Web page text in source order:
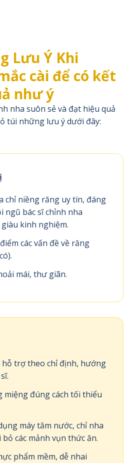
Lưu Ý Khi
cài để có kết
như ý
nha suôn sẻ và đạt hiệu quả
túi những lưu ý dưới đây:
chỉ niềng răng uy tín, đáng
ngũ bác sĩ chỉnh nha
kinh nghiệm.
các vấn đề về răng
mái, thư giãn.
hỗ trợ theo chỉ định, hướng
miệng đúng cách tối thiểu
máy tăm nước, chỉ nha
các mảnh vụn thức ăn.
phẩm mềm, dễ nhai